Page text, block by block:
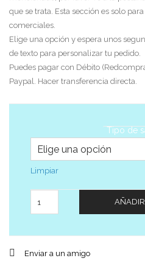
que se trata. Esta sección es solo
comerciales.
Elige una opción y espera unos
de texto para personalizar tu pedido.
Puedes pagar con Débito
Paypal. Hacer transferencia directa.
Tipo de
Limpiar
Enviar a un amigo